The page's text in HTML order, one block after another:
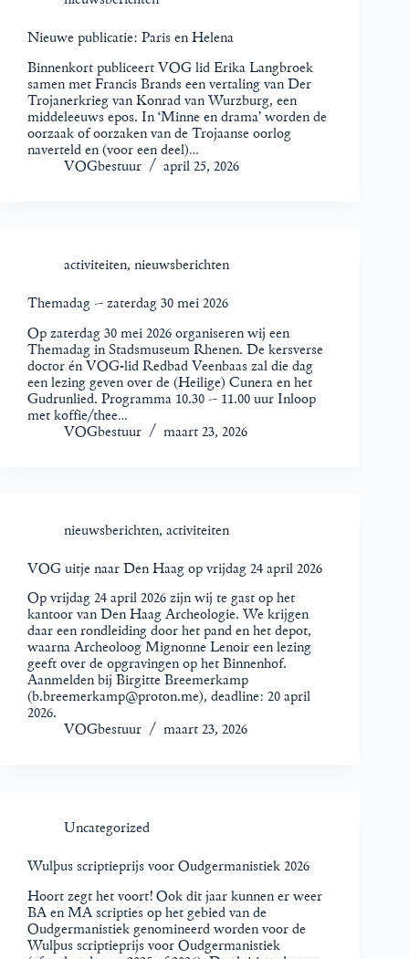
Nieuwe publicatie: Paris en Helena
Binnenkort publiceert VOG lid Erika Langbroek
samen met Francis Brands een vertaling van Der
Trojanerkrieg van Konrad van Wurzburg, een
middeleeuws epos. In ‘Minne en drama’ worden de
oorzaak of oorzaken van de Trojaanse oorlog
naverteld en (voor een deel)…
VOGbestuur
april 25, 2026
activiteiten, nieuwsberichten
Themadag – zaterdag 30 mei 2026
Op zaterdag 30 mei 2026 organiseren wij een
Themadag in Stadsmuseum Rhenen. De kersverse
doctor én VOG-lid Redbad Veenbaas zal die dag
een lezing geven over de (Heilige) Cunera en het
Gudrunlied. Programma 10.30 – 11.00 uur Inloop
met koffie/thee…
VOGbestuur
maart 23, 2026
nieuwsberichten, activiteiten
VOG uitje naar Den Haag op vrijdag 24 april 2026
Op vrijdag 24 april 2026 zijn wij te gast op het
kantoor van Den Haag Archeologie. We krijgen
daar een rondleiding door het pand en het depot,
waarna Archeoloog Mignonne Lenoir een lezing
geeft over de opgravingen op het Binnenhof.
Aanmelden bij Birgitte Breemerkamp
(b.breemerkamp@proton.me), deadline: 20 april
2026.
VOGbestuur
maart 23, 2026
Uncategorized
Wulþus scriptieprijs voor Oudgermanistiek 2026
Hoort zegt het voort! Ook dit jaar kunnen er weer
BA en MA scripties op het gebied van de
Oudgermanistiek genomineerd worden voor de
Wulþus scriptieprijs voor Oudgermanistiek